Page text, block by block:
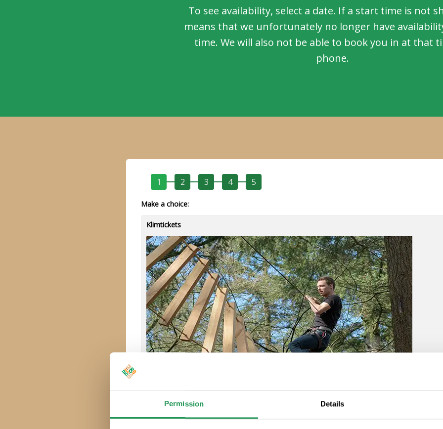
Permission Details
To see availability, select a date. If a start time is not
means that we unfortunately no longer have
time. We will also not be able to book you in at that
phone.
1 2 3 4 5
Make a choice:
Klimtickets
?